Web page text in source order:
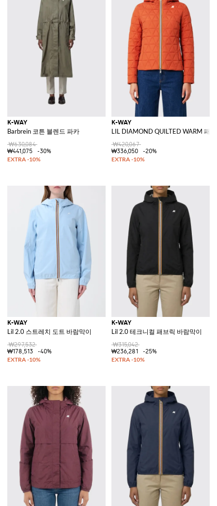
K-WAY
Barbrein 코튼 블렌드 파카
₩630,084
₩441,075
-30%
K-WAY
LIL DIAMOND QUILTED WARM 패
₩420,067
₩336,050
-20%
K-WAY
Lil 2.0 스트레치 도트 바람막이
₩297,532
₩178,513
-40%
K-WAY
Lil 2.0 테크니컬 패브릭 바람막이
₩315,042
₩236,281
-25%